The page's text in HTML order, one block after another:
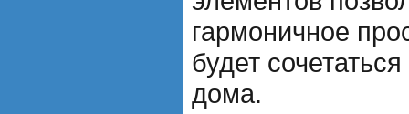
гармоничное
будет
дома.